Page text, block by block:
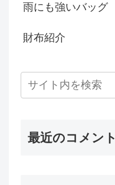
雨にも強いバッグ
財布紹介
最近のコメント